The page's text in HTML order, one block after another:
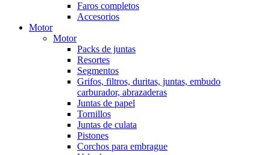
Faros completos
Accesorios
Motor
Motor
Packs de juntas
Resortes
Segmentos
Grifos, filtros, duritas, juntas, embudo
carburador, abrazaderas
Juntas de papel
Tornillos
Juntas de culata
Pistones
Corchos para embrague